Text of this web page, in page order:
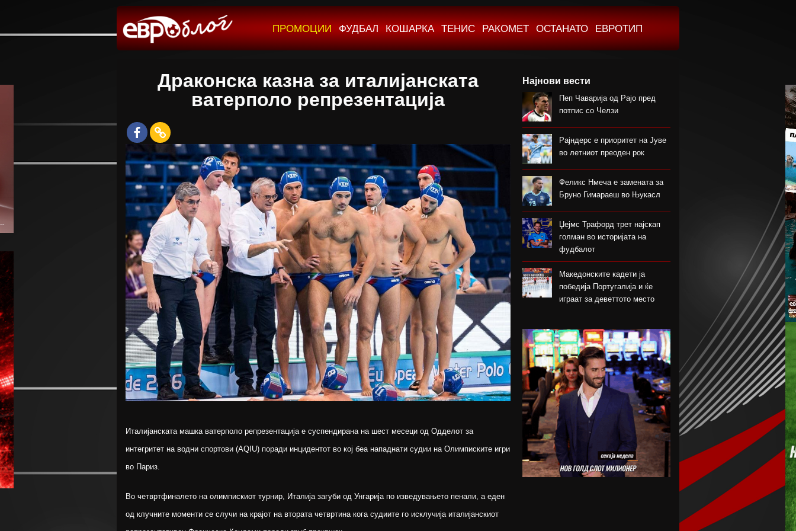
ПРОМОЦИИ ФУДБАЛ КОШАРКА ТЕНИС РАКОМЕТ ОСТАНАТО ЕВРОТИП
Драконска казна за италијанската
ватерполо репрезентација
Италијанската машка ватерполо репрезентација е суспендирана на шест месеци од Одделот за
интегритет на водни спортови (AQIU) поради инцидентот во кој беа нападнати судии на Олимписките игри
во Париз.
Во четвртфиналето на олимпискиот турнир, Италија загуби од Унгарија по изведувањето пенали, а еден
од клучните моменти се случи на крајот на втората четвртина кога судиите го исклучија италијанскиот
Најнови вести
Пеп Чаварија од Рајо пред
потпис со Челзи
Рајндерс е приоритет на Јуве
во летниот преоден рок
Феликс Нмеча е замената за
Бруно Гимараеш во Њукасл
Џејмс Трафорд трет најскап
голман во историјата на
фудбалот
Македонските кадети ја
победија Португалија и ќе
играат за деветтото место
со младински
репрезентативец
Магнес Аклиуш официјално
претставен во Париз
Мики ван де Вен се согласи
на нов договор со Тотенхем
Лина Ѓорческа го заврши
настапот во Лајпциг